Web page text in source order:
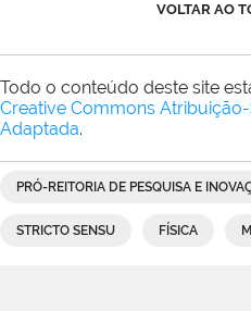
VOLTAR AO
Todo o conteúdo deste site
Creative Commons
Adaptada.
PRÓ-REITORIA DE PESQUISA E
STRICTO SENSU FÍSICA